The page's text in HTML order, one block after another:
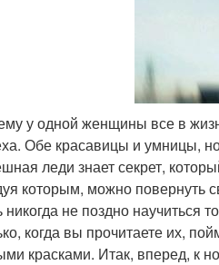
у одной женщины все в
Обе красавицы и умницы,
леди знает секрет,
которым, можно повернуть
никогда не поздно научиться
когда вы прочитаете их,
красками. Итак, вперед, к